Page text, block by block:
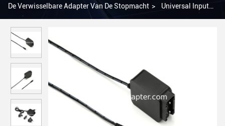
De Verwisselbare Adapter Van De Stopmacht > Universal Input
15W Max